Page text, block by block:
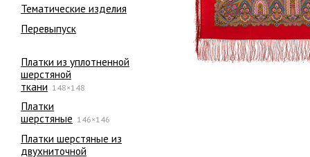
Тематические изделия
Перевыпуск
Платки из уплотненной
шерстяной
ткани 148×148
Платки
шерстяные 146×146
Платки шерстяные из
двухниточной